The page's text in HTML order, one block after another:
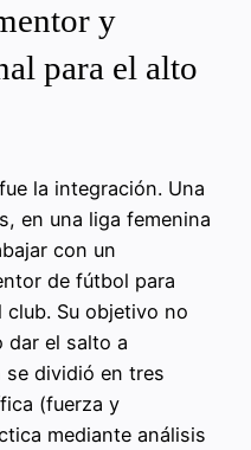
y
para el alto
la integración. Una
en una liga femenina
con un
de fútbol para
Su objetivo no
dar el salto a
se dividió en tres
(fuerza y
mediante análisis